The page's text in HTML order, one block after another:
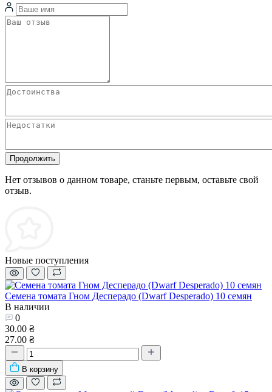
Продолжить
Нет отзывов о данном товаре, станьте первым, оставьте свой
отзыв.
Новые поступления
Семена томата Гном Десперадо (Dwarf Desperado) 10 семян
В наличии
0
30.00 ₴
27.00 ₴
В корзину